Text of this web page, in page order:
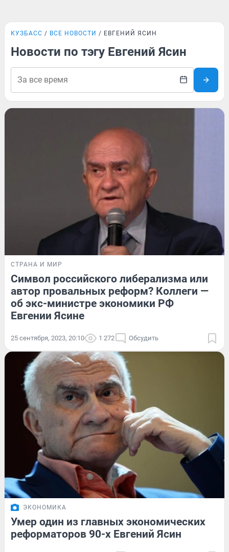
КУЗБАСС ВСЕ НОВОСТИ ЕВГЕНИЙ ЯСИН
Новости по тэгу Евгений Ясин
СТРАНА И МИР
Символ российского либерализма или
автор провальных реформ? Коллеги —
об экс-министре экономики РФ
Евгении Ясине
25 сентября, 2023, 20:10 1 272 Обсудить
ЭКОНОМИКА
Умер один из главных экономических
реформаторов 90-х Евгений Ясин